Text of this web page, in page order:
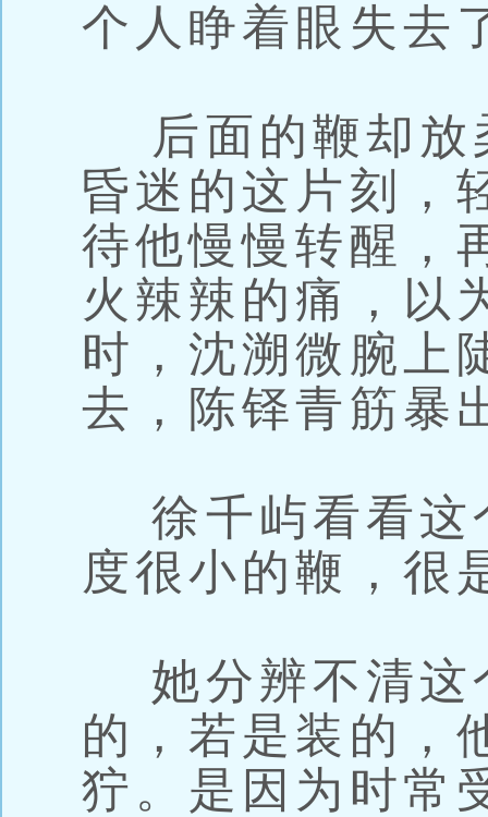
个人睁着眼失去
后面的鞭却放
昏迷的这片刻，
待他慢慢转醒，
火辣辣的痛，以
时，沈溯微腕上
去，陈铎青筋暴
徐千屿看看这
度很小的鞭，很
她分辨不清这
的，若是装的，
狞。是因为时常